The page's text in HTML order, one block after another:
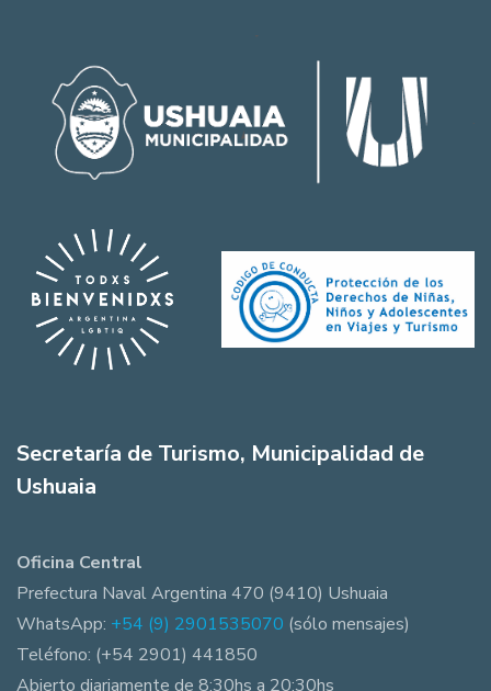
Secretaría de Turismo, Municipalidad de
Ushuaia
Oficina Central
Prefectura Naval Argentina 470 (9410) Ushuaia
WhatsApp: +54 (9) 2901535070 (sólo mensajes)
Teléfono: (+54 2901) 441850
Abierto diariamente de 8:30hs a 20:30hs